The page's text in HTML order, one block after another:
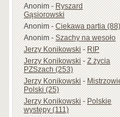
Anonim-Ryszard
Gąsiorowski
Anonim-Ciekawa partia (88)
Anonim-Szachy na wesoło
Jerzy Konikowski-RIP
Jerzy Konikowski-Z życia
PZSzach (253)
Jerzy Konikowski-
Polski (25)
Jerzy Konikowski-Polskie
występy (111)